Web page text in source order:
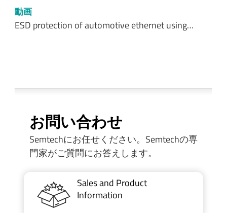
動画
ESD protection of automotive ethernet using…
お問い合わせ
Semtechにお任せください。Semtechの専
門家がご質問にお答えします。
Sales and Product
Information